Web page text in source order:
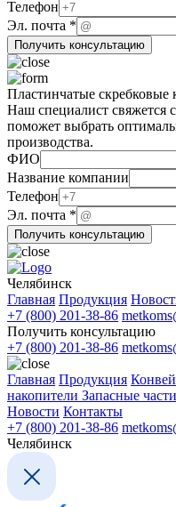
компании
Название
Телефон
Телефон
Эл. почта *
Получить консультацию
Пластинчатые скребковые
Наш специалист свяжется
поможет выбрать
производства.
ФИО
почта
ФИО
компании
Название компании
Телефон
Эл. почта *
Получить консультацию
Челябинск
Главная Продукция
+7 (800) 201-38-86
Получить консультацию
+7 (800) 201-38-86
Главная Продукция
накопители Запасные
Новости Контакты
+7 (800) 201-38-86
Челябинск